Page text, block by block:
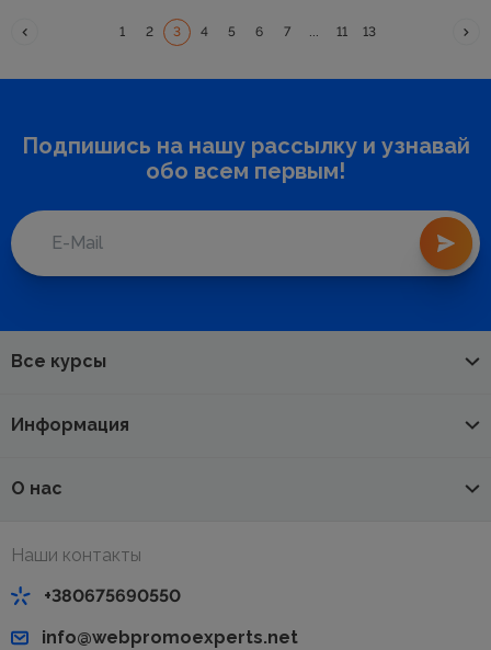
1 2 3 4 5 6 7 11 13
Подпишись на нашу рассылку и узнавай
обо всем первым!
Все курсы
Информация
О нас
Наши контакты
+380675690550
info@webpromoexperts.net